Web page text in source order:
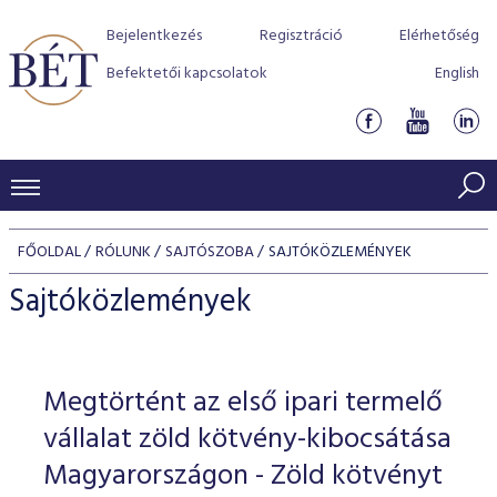
Bejelentkezés Regisztráció
Elérhetőség
Befektetői kapcsolatok
English
KERESKEDÉSI ADATOK
INDEXEK
Jelzáloglevél indexek
Vállalati kötvény indexek
Azonnali Piac
Származékos piac
BEFEKTETŐK
Részvény szekció
Hitelpapír szekció
BÉT szabályzatok
Befektetővédelem
Alkalmazott díjstruktúra
Elszámolás
Részvény és vállalati kötvény tőzsdei bevezetését
program
BÉT Xtend - Részvénypiac egyszerűen
TŐZSDETAGOK
Tőzsdetagok, üzletkötők
VENDOROK
FŐOLDAL RÓLUNK SAJTÓSZOBA SAJTÓKÖZLEMÉNYEK
Sajtóközlemények
Megtörtént az első ipari termelő
vállalat zöld kötvény-kibocsátása
Magyarországon - Zöld kötvényt